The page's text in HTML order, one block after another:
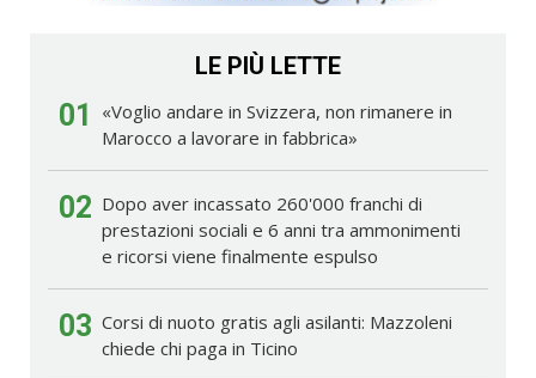
LE PIÙ LETTE
01
«Voglio andare in Svizzera, non rimanere in
Marocco a lavorare in fabbrica»
02 Dopo aver incassato 260'000 franchi di
prestazioni sociali e 6 anni tra ammonimenti
e ricorsi viene finalmente espulso
03 Corsi di nuoto gratis agli asilanti: Mazzoleni
chiede chi paga in Ticino